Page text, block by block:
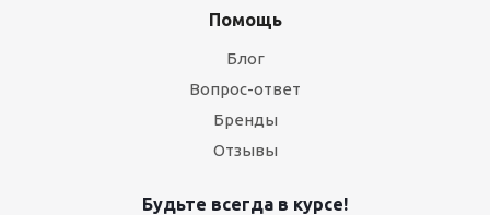
Помощь
Блог
Вопрос-ответ
Бренды
Отзывы
Будьте всегда в курсе!